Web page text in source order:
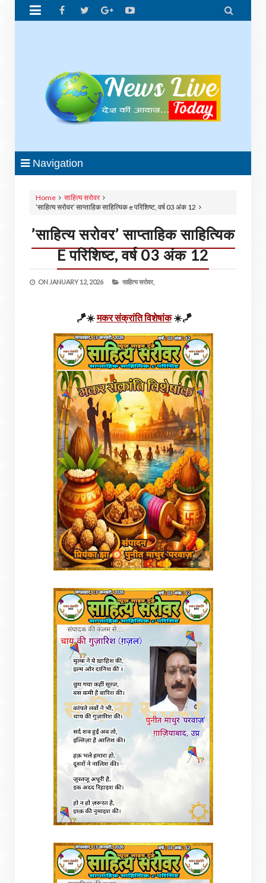
 
Navigation
Home
साहित्य सरोवर
’साहित्य सरोवर’ साप्ताहिक साहित्यिक e परिशिष्ट, वर्ष 03 अंक 12
’साहित्य सरोवर’ साप्ताहिक साहित्यिक
E परिशिष्ट, वर्ष 03 अंक 12
ON JANUARY 12, 2026 साहित्य सरोवर,
🪁☀️मकर संक्रांति विशेषांक☀️🪁